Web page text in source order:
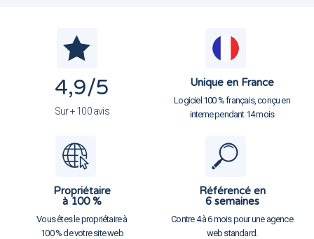
4,9/5
Sur + 100 avis
Unique en France
Logiciel 100 % français, conçu en
interne pendant 14 mois
Propriétaire
à 100 %
Vous êtes le propriétaire à
100 % de votre site web
Référencé en
6 semaines
Contre 4 à 6 mois pour une agence
web standard.